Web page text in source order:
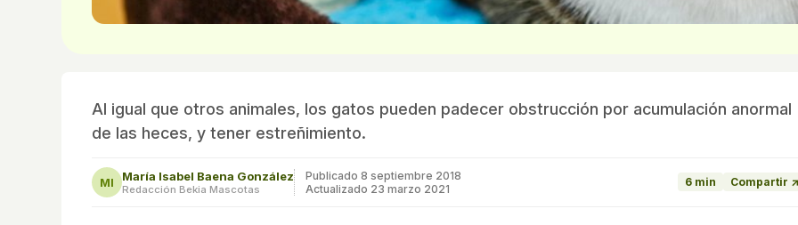
Al igual que otros animales, los gatos pueden padecer obstrucción por acumulación anormal
de las heces, y tener estreñimiento.
MI María Isabel Baena González
Redacción Bekia Mascotas
Publicado 8 septiembre 2018
Actualizado 23 marzo 2021
6 min Compartir ↗